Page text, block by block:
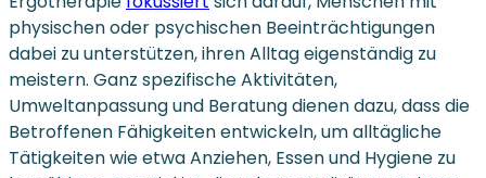
physischen oder psychischen Beeinträchtigungen
dabei zu unterstützen, ihren Alltag eigenständig zu
meistern. Ganz spezifische Aktivitäten,
Umweltanpassung und Beratung dienen dazu, dass die
Betroffenen Fähigkeiten entwickeln, um alltägliche
Tätigkeiten wie etwa Anziehen, Essen und Hygiene zu